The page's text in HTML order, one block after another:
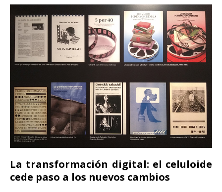
La transformación digital: el celuloide
cede paso a los nuevos cambios